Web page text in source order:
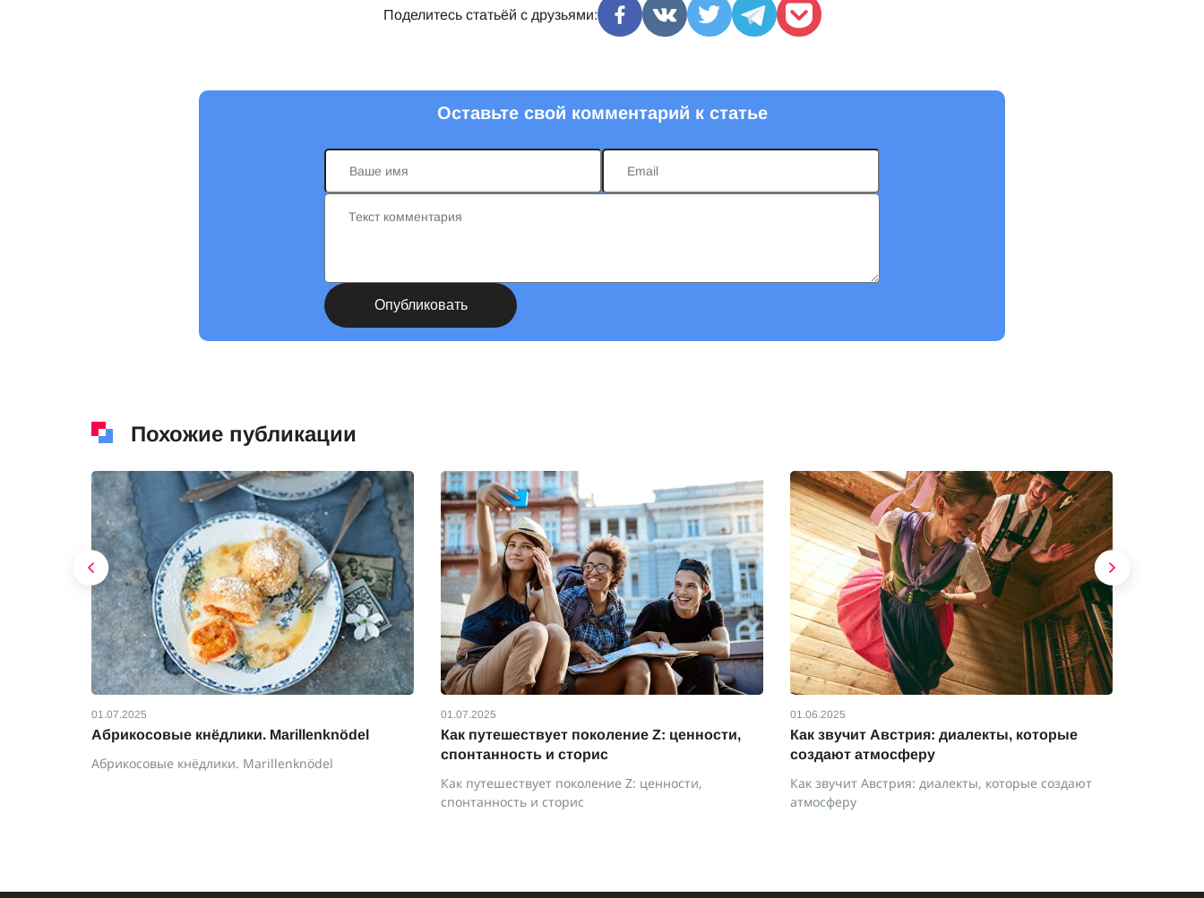
Поделитесь статьёй с друзьями:
Оставьте свой комментарий к статье
Похожие публикации
01.07.2025
Абрикосовые кнёдлики. Marillenknödel
Абрикосовые кнёдлики. Marillenknödel
01.07.2025
Как путешествует поколение Z: ценности,
спонтанность и сторис
Как путешествует поколение Z: ценности,
спонтанность и сторис
01.06.2025
Как звучит Австрия: диалекты, которые
создают атмосферу
Как звучит Австрия: диалекты, которые создают
атмосферу